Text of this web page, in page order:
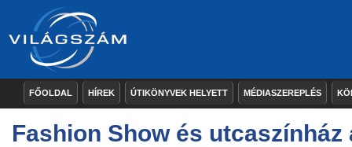
FŐOLDAL HÍREK ÚTIKÖNYVEK HELYETT MÉDIASZEREPLÉS
Fashion Show és utcaszínház